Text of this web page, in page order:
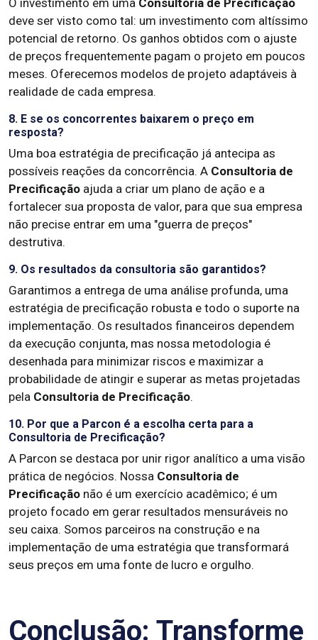
O investimento em uma Consultoria de Precificação
deve ser visto como tal: um investimento com altíssimo
potencial de retorno. Os ganhos obtidos com o ajuste
de preços frequentemente pagam o projeto em poucos
meses. Oferecemos modelos de projeto adaptáveis à
realidade de cada empresa.
8. E se os concorrentes baixarem o preço em
resposta?
Uma boa estratégia de precificação já antecipa as
possíveis reações da concorrência. A Consultoria de
Precificação ajuda a criar um plano de ação e a
fortalecer sua proposta de valor, para que sua empresa
não precise entrar em uma "guerra de preços"
destrutiva.
9. Os resultados da consultoria são garantidos?
Garantimos a entrega de uma análise profunda, uma
estratégia de precificação robusta e todo o suporte na
implementação. Os resultados financeiros dependem
da execução conjunta, mas nossa metodologia é
desenhada para minimizar riscos e maximizar a
probabilidade de atingir e superar as metas projetadas
pela Consultoria de Precificação.
10. Por que a Parcon é a escolha certa para a
Consultoria de Precificação?
A Parcon se destaca por unir rigor analítico a uma visão
prática de negócios. Nossa Consultoria de
Precificação não é um exercício acadêmico; é um
projeto focado em gerar resultados mensuráveis no
seu caixa. Somos parceiros na construção e na
implementação de uma estratégia que transformará
seus preços em uma fonte de lucro e orgulho.
Conclusão: Transforme